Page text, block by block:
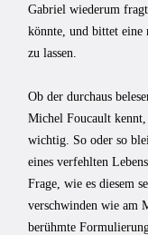
Gabriel wiederum
könnte, und bittet eine
zu lassen.
Ob der durchaus
Michel Foucault
wichtig. So oder so
eines verfehlten
Frage, wie es diesem
verschwinden wie am
berühmte